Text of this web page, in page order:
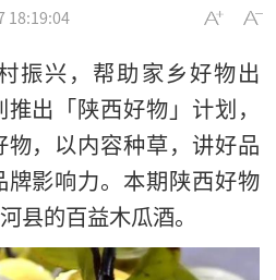
18:19:04
振兴，帮助家乡好物出
出「陕西好物」计划，
，以内容种草，讲好品
影响力。本期陕西好物
县的百益木瓜酒。